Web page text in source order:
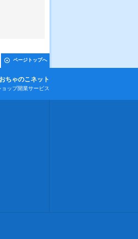
ページトップへ
おちゃのこネット
ップ開業サービス